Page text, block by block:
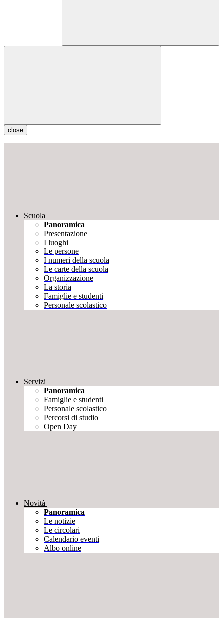
close
Scuola
Panoramica
Presentazione
I luoghi
Le persone
I numeri della scuola
Le carte della scuola
Organizzazione
La storia
Famiglie e studenti
Personale scolastico
Servizi
Panoramica
Famiglie e studenti
Personale scolastico
Percorsi di studio
Open Day
Novità
Panoramica
Le notizie
Le circolari
Calendario eventi
Albo online